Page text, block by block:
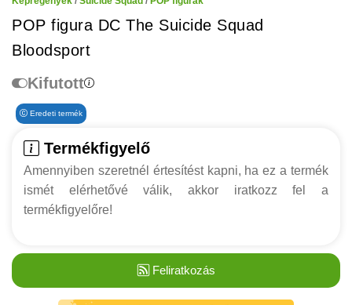
POP figura DC The Suicide Squad
Bloodsport
Kifutott
Eredeti termék
Termékfigyelő
Amennyiben szeretnél értesítést kapni, ha ez a termék
ismét elérhetővé válik, akkor iratkozz fel a
termékfigyelőre!
Feliratkozás